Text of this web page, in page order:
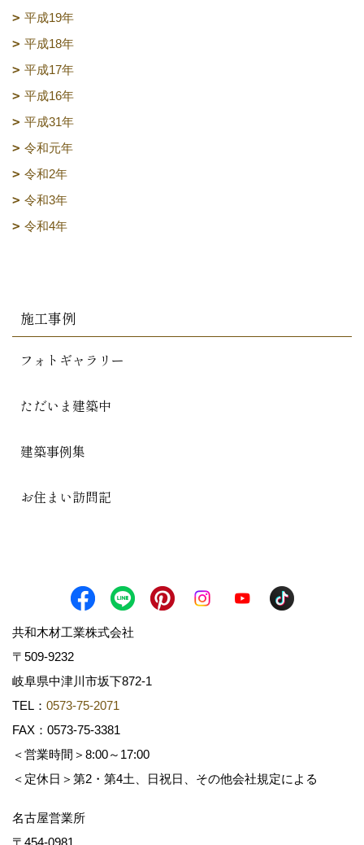
平成19年
平成18年
平成17年
平成16年
平成31年
令和元年
令和2年
令和3年
令和4年
施工事例
フォトギャラリー
ただいま建築中
建築事例集
お住まい訪問記
共和木材工業株式会社
〒509-9232
岐阜県中津川市坂下872‐1
TEL： 0573-75-2071
FAX：0573-75-3381
＜営業時間＞8:00～17:00
＜定休日＞第2・第4土、日祝日、その他会社規定による
名古屋営業所
〒454-0981